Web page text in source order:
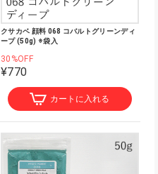
クサカベ 顔料 068 コバルトグリーンディ
ープ (50g) ※袋入
30%OFF
¥770
カートに入れる